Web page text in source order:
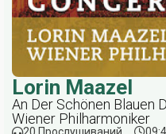
Lorin Maazel
An Der Schönen Blauen
Wiener Philharmoniker